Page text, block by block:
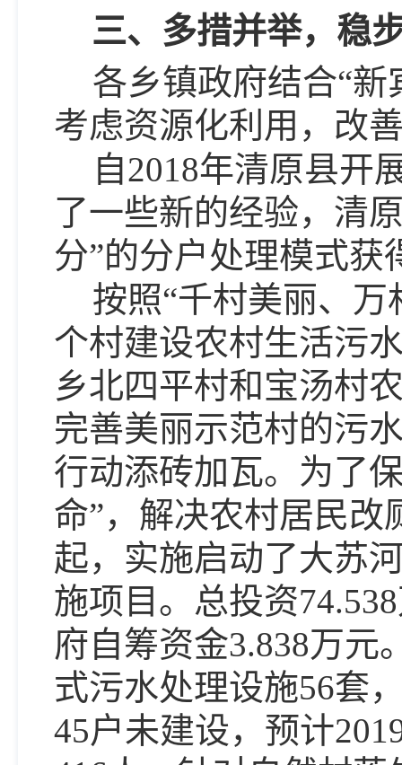
三、多措并举，稳
各乡镇政府结合“
考虑资源化利用，改
自2018年清原县开
了一些新的经验，清
分”的分户处理模式
按照“千村美丽、
个村建设农村生活污
乡北四平村和宝汤村
完善美丽示范村的污
行动添砖加瓦。 为了
命”，解决农村居民改
起，实施启动了大苏
施项目。总投资
府自筹资金3.838万元
式污水处理设施56套
45户未建设，预计